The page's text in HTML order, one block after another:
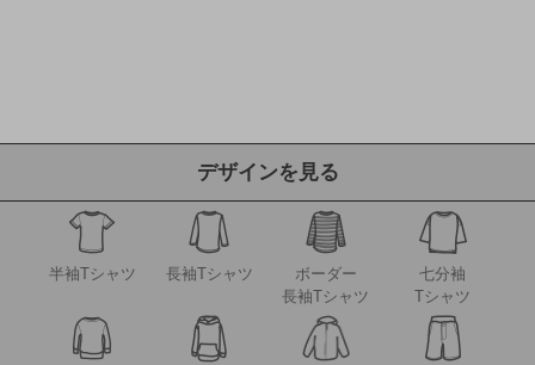
デザインを見る
半袖Tシャツ 長袖Tシャツ
ボーダー
長袖Tシャツ
七分袖
Tシャツ